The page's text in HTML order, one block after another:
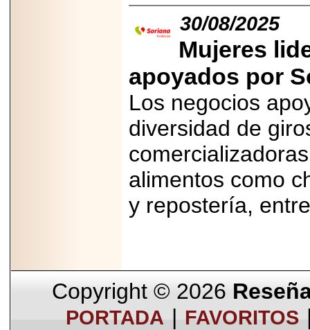
30/08/2025
Mujeres
apoyados por
Los negocios
diversidad de
alimentos como
y repostería,
Copyright © 2026
PORTADA | FAVORITOS